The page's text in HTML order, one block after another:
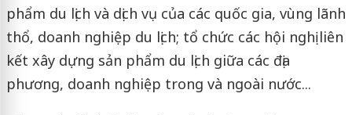
phẩm du lịch và dịch vụ của các quốc gia, vùng lãnh
thổ, doanh nghiệp du lịch; tổ chức các hội nghị liên
kết xây dựng sản phẩm du lịch giữa các địa
phương, doanh nghiệp trong và ngoài nước...